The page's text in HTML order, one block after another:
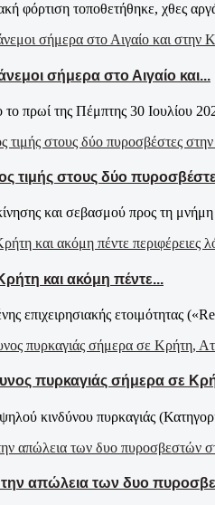
φόρτιση τοποθετήθηκε, χθες
σήμερα στο Αιγαίο και...
το πρωί της Πέμπτης 30 Ιουλίου
τιμής στους δύο
και σεβασμού προς τη
και ακόμη πέντε...
επιχειρησιακής ετοιμότητας
πυρκαγιάς σήμερα σε
κινδύνου πυρκαγιάς
την απώλεια των δυο